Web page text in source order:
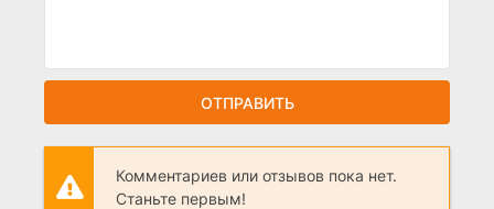
ОТПРАВИТЬ
Комментариев или отзывов пока нет.
Станьте первым!